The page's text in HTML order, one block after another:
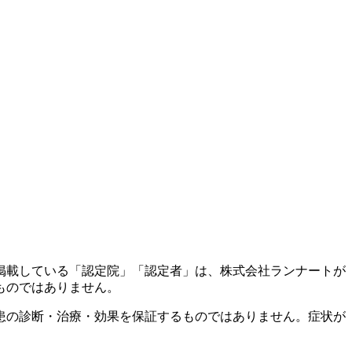
している「認定院」「認定者」は、株式会社ランナートが
ではありません。
診断・治療・効果を保証するものではありません。症状が